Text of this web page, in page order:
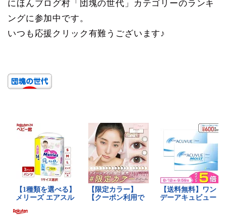
にほんブログ村「団塊の世代」カテゴリーのランキ
ングに参加中です。
いつも応援クリック有難うございます♪